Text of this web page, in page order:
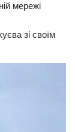
мережі
зі своїм